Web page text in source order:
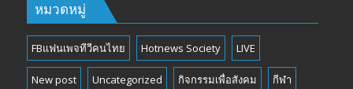
หมวดหมู่
FBแฟนเพจทีวีคนไทย Hotnews Society LIVE
New post Uncategorized กิจกรรมเพื่อสังคม กีฬา